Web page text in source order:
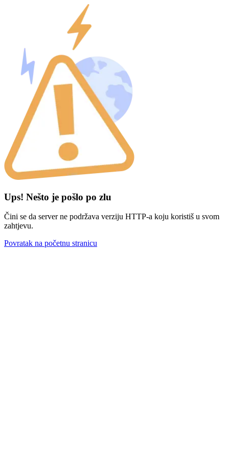
Ups! Nešto je pošlo po zlu
Čini se da server ne podržava verziju HTTP-a koju koristiš u svom
zahtjevu.
Povratak na početnu stranicu